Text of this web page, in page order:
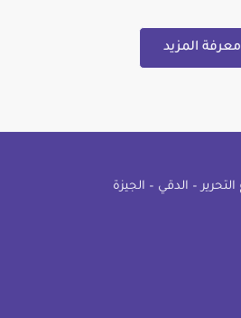
معرفة المزيد